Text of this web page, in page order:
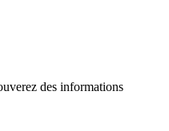
des informations